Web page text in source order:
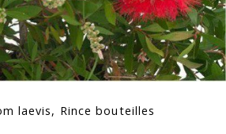
laevis, Rince bouteilles